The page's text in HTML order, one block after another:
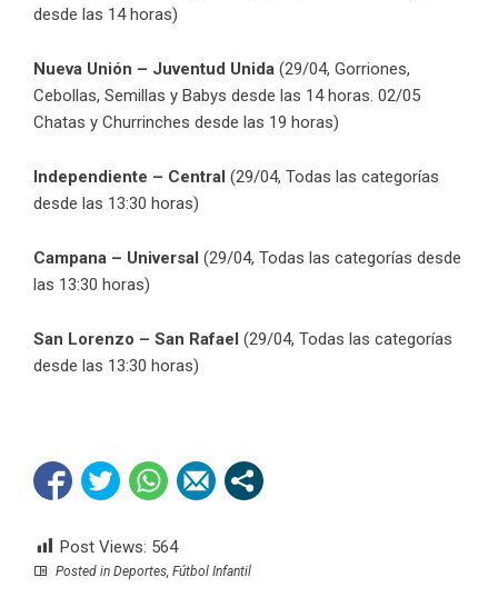
desde las 14 horas)
Nueva Unión – Juventud Unida (29/04, Gorriones,
Cebollas, Semillas y Babys desde las 14 horas. 02/05
Chatas y Churrinches desde las 19 horas)
Independiente – Central (29/04, Todas las categorías
desde las 13:30 horas)
Campana – Universal (29/04, Todas las categorías desde
las 13:30 horas)
San Lorenzo – San Rafael (29/04, Todas las categorías
desde las 13:30 horas)
Post Views: 564
Posted in Deportes, Fútbol Infantil